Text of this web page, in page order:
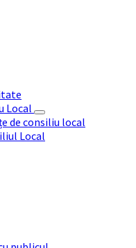
Local
de consiliu local
Local